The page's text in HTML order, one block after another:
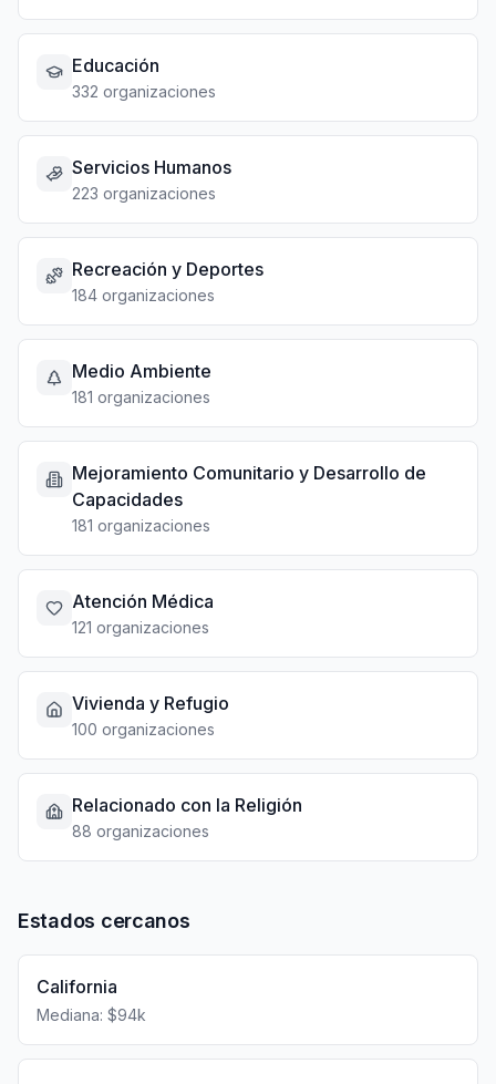
Educación
332 organizaciones
Servicios Humanos
223 organizaciones
Recreación y Deportes
184 organizaciones
Medio Ambiente
181 organizaciones
Mejoramiento Comunitario y Desarrollo de
Capacidades
181 organizaciones
Atención Médica
121 organizaciones
Vivienda y Refugio
100 organizaciones
Relacionado con la Religión
88 organizaciones
Estados cercanos
California
Mediana: $94k